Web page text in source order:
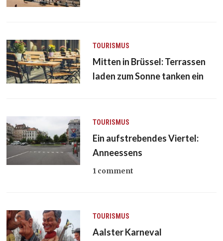
TOURISMUS
Mitten in Brüssel: Terrassen
laden zum Sonne tanken ein
TOURISMUS
Ein aufstrebendes Viertel:
Anneessens
1 comment
TOURISMUS
Aalster Karneval